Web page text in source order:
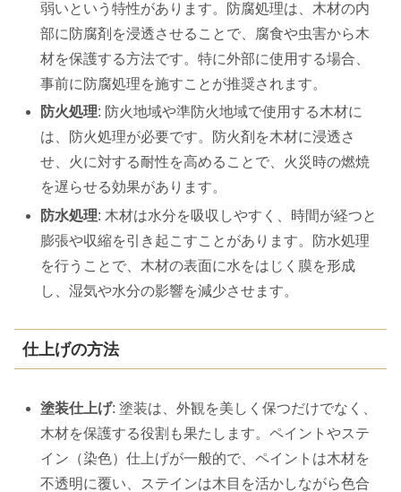
弱いという特性があります。防腐処理は、木材の内
部に防腐剤を浸透させることで、腐食や虫害から木
材を保護する方法です。特に外部に使用する場合、
事前に防腐処理を施すことが推奨されます。
防火処理: 防火地域や準防火地域で使用する木材に
は、防火処理が必要です。防火剤を木材に浸透さ
せ、火に対する耐性を高めることで、火災時の燃焼
を遅らせる効果があります。
防水処理: 木材は水分を吸収しやすく、時間が経つと
膨張や収縮を引き起こすことがあります。防水処理
を行うことで、木材の表面に水をはじく膜を形成
し、湿気や水分の影響を減少させます。
仕上げの方法
塗装仕上げ: 塗装は、外観を美しく保つだけでなく、
木材を保護する役割も果たします。ペイントやステ
イン（染色）仕上げが一般的で、ペイントは木材を
不透明に覆い、ステインは木目を活かしながら色合